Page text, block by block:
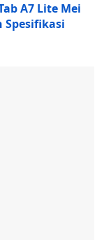
A7 Lite Mei
Spesifikasi